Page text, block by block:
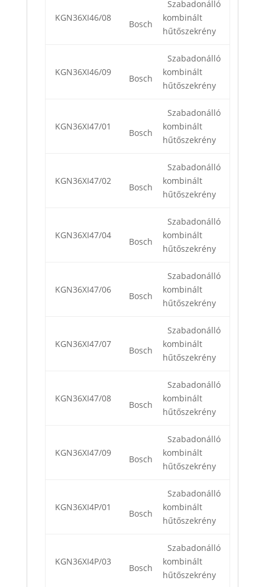
KGN36XI46/08
Bosch
Szabadonálló
kombinált
hűtőszekrény
KGN36XI46/09
Bosch
Szabadonálló
kombinált
hűtőszekrény
KGN36XI47/01
Bosch
Szabadonálló
kombinált
hűtőszekrény
KGN36XI47/02
Bosch
Szabadonálló
kombinált
hűtőszekrény
KGN36XI47/04
Bosch
Szabadonálló
kombinált
hűtőszekrény
KGN36XI47/06
Bosch
Szabadonálló
kombinált
hűtőszekrény
KGN36XI47/07
Bosch
Szabadonálló
kombinált
hűtőszekrény
KGN36XI47/08
Bosch
Szabadonálló
kombinált
hűtőszekrény
KGN36XI47/09
Bosch
Szabadonálló
kombinált
hűtőszekrény
KGN36XI4P/01
Bosch
Szabadonálló
kombinált
hűtőszekrény
KGN36XI4P/03
Bosch
Szabadonálló
kombinált
hűtőszekrény